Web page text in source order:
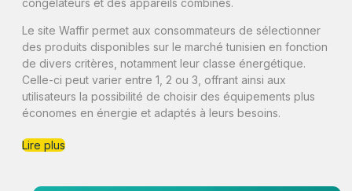
congélateurs et des appareils combinés.
Le site Waffir permet aux consommateurs de sélectionner
des produits disponibles sur le marché tunisien en fonction
de divers critères, notamment leur classe énergétique.
Celle-ci peut varier entre 1, 2 ou 3, offrant ainsi aux
utilisateurs la possibilité de choisir des équipements plus
économes en énergie et adaptés à leurs besoins.
Lire plus